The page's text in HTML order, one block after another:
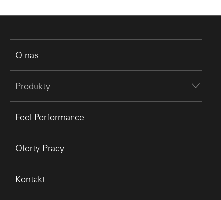
O nas
Produkty
Feel Performance
Oferty Pracy
Kontakt